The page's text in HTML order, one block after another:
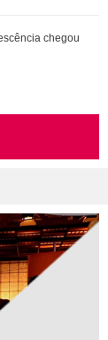
chegou
chegou